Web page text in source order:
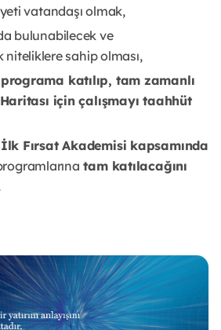
vatandaşı olmak,
bulunabilecek ve
sahip olması,
katılıp, tam zamanlı
için çalışmayı taahhüt
Fırsat Akademisi kapsamında
tam katılacağını